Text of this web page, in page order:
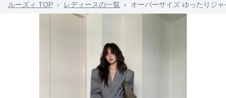
ルーズィ TOP › レディースの一覧 › オーバーサイズ ゆったりジ